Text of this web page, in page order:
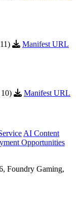
Manifest URL
Manifest URL
AI Content
Opportunities
Foundry Gaming,